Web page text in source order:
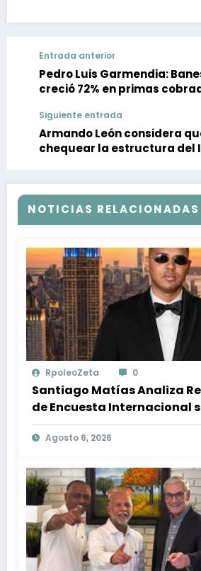
Entrada anterior
Pedro Luis Garmendia:
creció 72% en primas
Siguiente entrada
Armando León considera
chequear la estructura del
NOTICIAS RELACIONADAS
RpoleoZeta 0
Santiago Matías Analiza
de Encuesta Internacional
Panorama Político en
Dominicana: Tendencias y
Agosto 6, 2026